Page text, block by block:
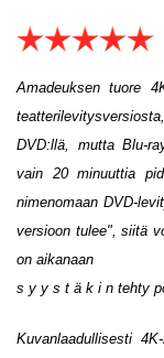
Amadeuksen tuore
DVD:llä, mutta Blu-
vain 20 minuuttia
nimenomaan DVD-
versioon tulee", siitä
on aikanaan
s y y s t ä k i n tehty
Kuvanlaadullisesti